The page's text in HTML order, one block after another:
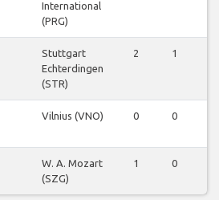
International
(PRG)
Stuttgart
Echterdingen
(STR)
2 1
Vilnius (VNO) 0 0
W. A. Mozart
(SZG)
1 0